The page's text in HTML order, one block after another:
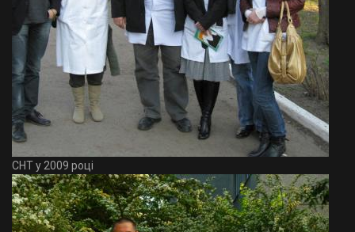
СНТ у 2009 році